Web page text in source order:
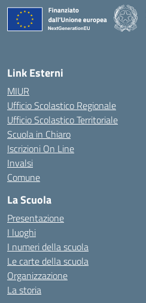
Link Esterni
MIUR
Ufficio Scolastico Regionale
Ufficio Scolastico Territoriale
Scuola in Chiaro
Iscrizioni On Line
Invalsi
Comune
La Scuola
Presentazione
I luoghi
I numeri della scuola
Le carte della scuola
Organizzazione
La storia